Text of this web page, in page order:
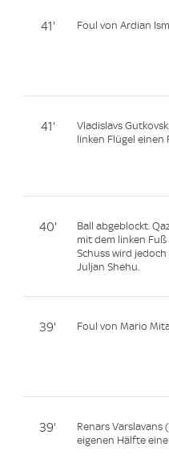
41' Foul von Ardian
41'
Vladislavs
linken Flügel einen
40'
Ball abgeblockt.
mit dem linken
Schuss wird
Juljan Shehu.
39' Foul von Mario
39'
Renars
eigenen Hälfte